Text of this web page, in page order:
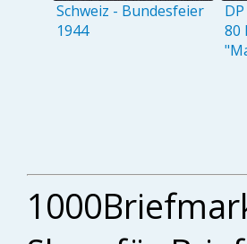
Schweiz - Bundesfeier
1944
80